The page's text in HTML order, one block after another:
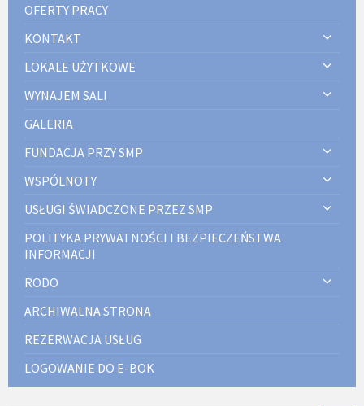
OFERTY PRACY
KONTAKT
LOKALE UŻYTKOWE
WYNAJEM SALI
GALERIA
FUNDACJA PRZY SMP
WSPÓLNOTY
USŁUGI ŚWIADCZONE PRZEZ SMP
POLITYKA PRYWATNOŚCI I BEZPIECZEŃSTWA
INFORMACJI
RODO
ARCHIWALNA STRONA
REZERWACJA USŁUG
LOGOWANIE DO E-BOK